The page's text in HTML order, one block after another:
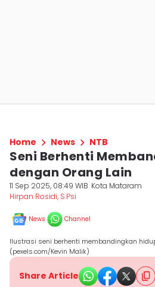
Home News NTB
Seni Berhenti
dengan Orang Lain
11 Sep 2025, 08:49 WIB Kota Mataram
Hirpan Rosidi, S.Psi
News Channel
Ilustrasi seni berhenti membandingkan
(pexels.com/Kevin Malik)
Share Article